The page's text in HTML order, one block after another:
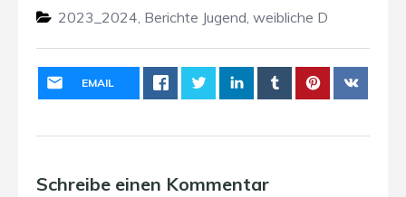
2023_2024, Berichte Jugend, weibliche D
EMAIL
Schreibe einen Kommentar